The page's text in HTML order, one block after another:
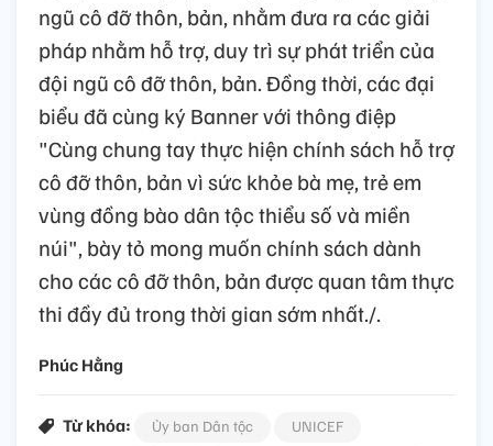
ngũ cô đỡ thôn, bản, nhằm đưa ra các giải
pháp nhằm hỗ trợ, duy trì sự phát triển của
đội ngũ cô đỡ thôn, bản. Đồng thời, các đại
biểu đã cùng ký Banner với thông điệp
"Cùng chung tay thực hiện chính sách hỗ trợ
cô đỡ thôn, bản vì sức khỏe bà mẹ, trẻ em
vùng đồng bào dân tộc thiểu số và miền
núi", bày tỏ mong muốn chính sách dành
cho các cô đỡ thôn, bản được quan tâm thực
thi đầy đủ trong thời gian sớm nhất./.
Phúc Hằng
Từ khóa: Ủy ban Dân tộc
UNICEF